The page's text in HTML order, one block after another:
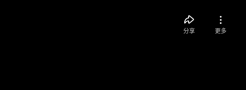
分享 更多